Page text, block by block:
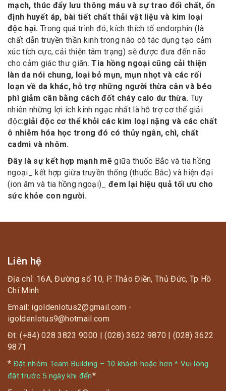
mạch, thúc đẩy lưu thông máu và sự trao đổi chất, ổn
định huyết áp, bài tiết chất thải vật liệu và kim loại
độc hại. Trong quá trình đó, kích thích tố endorphin (là
chất dẫn truyền thần kinh trong não có tác dụng tạo cảm
xúc tích cực, cải thiện tâm trạng) sẽ được đưa đến não
cho cảm giác thư giãn.Tia hồng ngoại cũng cải thiện
làn da nói chung, loại bỏ mụn, mụn nhọt và các rối
loạn về da khác, hỗ trợ những người thừa cân và béo
phì giảm cân bằng cách đốt cháy calo dư thừa. Tuy
nhiên những lợi ích kinh ngạc nhất là hỗ trợ cơ thể giải
độc:giải độc cơ thể khỏi các kim loại nặng và các chất
ô nhiễm hóa học trong đó có thủy ngân, chì, chất
cadmi và nhôm.
Đây là sự kết hợp mạnh mẽ giữa thuốc Bắc và tia hồng
ngoại_ kết hợp giữa truyền thống (thuốc Bắc) và hiện đại
(ion âm và tia hồng ngoại)_ đem lại hiệu quả tối ưu cho
sức khỏe con người.
Liên hệ
Địa chỉ: 16A, Đường số 10, P. Thảo Điền, Thủ Đức, Tp Hồ
Chí Minh
Email: igoldenlotus2@gmail.com -
igoldenlotus9@hotmail.com
Đt: (+84) 028 3823 9000 | (028) 3622 9870 | (028) 3622
9871
* Đặt nhóm Team Building – 10 khách hoặc hơn * Vui lòng
đặt trước 5 ngày khi đến*